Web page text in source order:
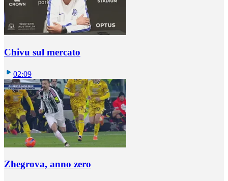
Chivu sul mercato
02:09
Zhegrova, anno zero